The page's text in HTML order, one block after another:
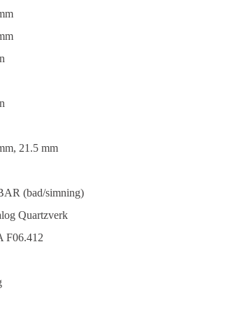
21.5 mm
(bad/simning)
Quartzverk
F06.412